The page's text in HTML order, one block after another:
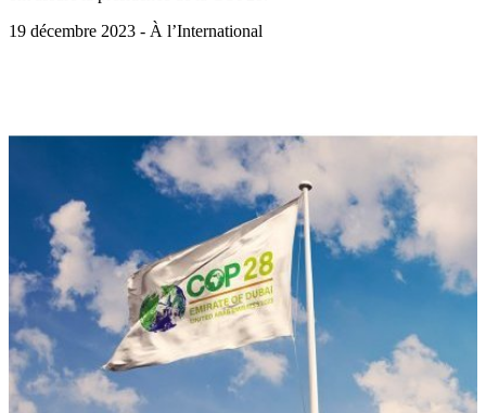
19 décembre 2023 - À l’International